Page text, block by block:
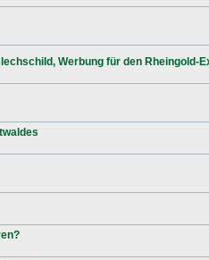
Werbung für den Rheingold-